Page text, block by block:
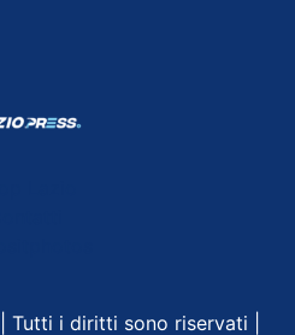
i diritti sono riservati |